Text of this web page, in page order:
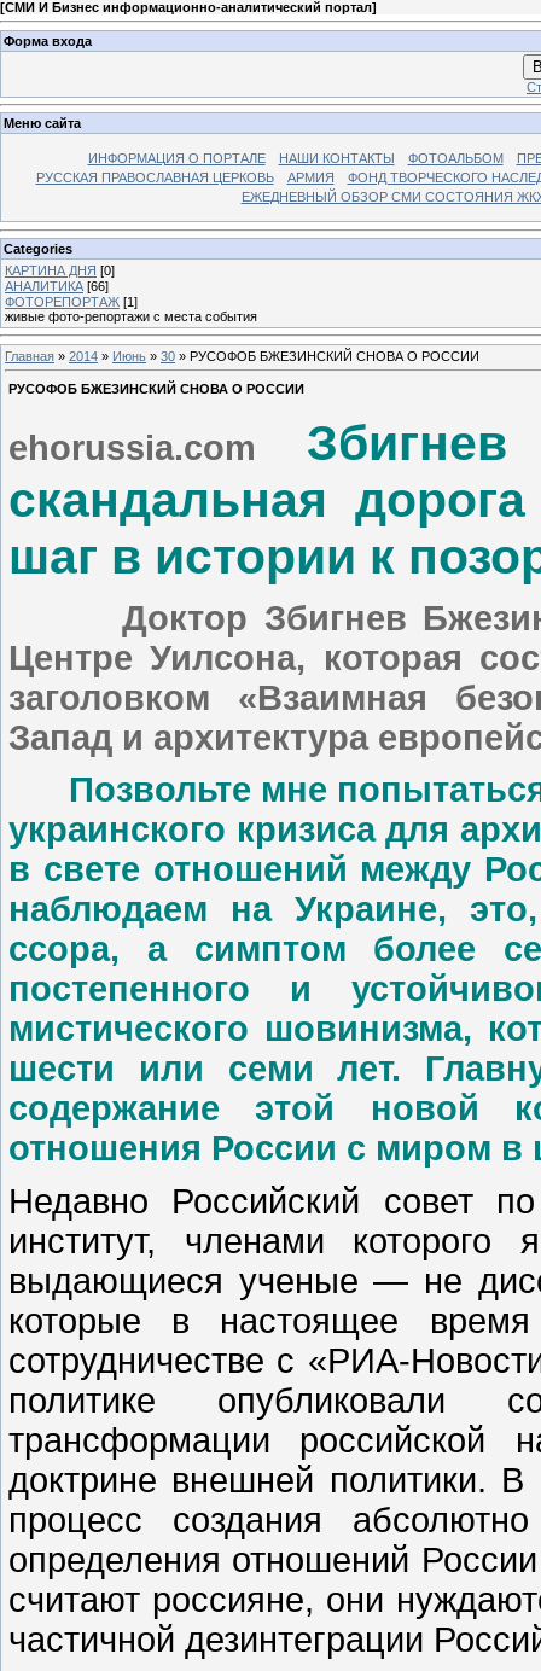
[СМИ И Бизнес информационно-аналитический портал]
Форма входа
Меню сайта
ИНФОРМАЦИЯ О ПОРТАЛЕ НАШИ КОНТАКТЫ ФОТОАЛЬБОМ
РУССКАЯ ПРАВОСЛАВНАЯ ЦЕРКОВЬ
АРМИЯ
ФОНД ТВОРЧЕСКОГО
ЕЖЕДНЕВНЫЙ ОБЗОР СМИ СОСТОЯНИЯ
Categories
КАРТИНА ДНЯ [0]
АНАЛИТИКА [66]
ФОТОРЕПОРТАЖ [1]
живые фото-репортажи с места события
Главная » 2014 » Июнь » 30 » РУСОФОБ БЖЕЗИНСКИЙ СНОВА О РОССИИ
РУСОФОБ БЖЕЗИНСКИЙ СНОВА О РОССИИ
ehorussia.com
скандальная
шаг в истории к
Доктор Збигнев
Центре Уилсона, которая
заголовком «Взаимная
Запад и архитектура
Позвольте мне
украинского кризиса для
в свете отношений между
наблюдаем на Украине,
ссора, а симптом более
постепенного и
мистического шовинизма,
шести или семи лет.
содержание этой новой
отношения России с миром в
Недавно Российский совет
институт, членами
выдающиеся ученые — не
которые в настоящее
сотрудничестве с «РИА-
политике опубликовали
трансформации российской
доктрине внешней политики.
процесс создания
определения отношений
считают россияне, они
частичной дезинтеграции